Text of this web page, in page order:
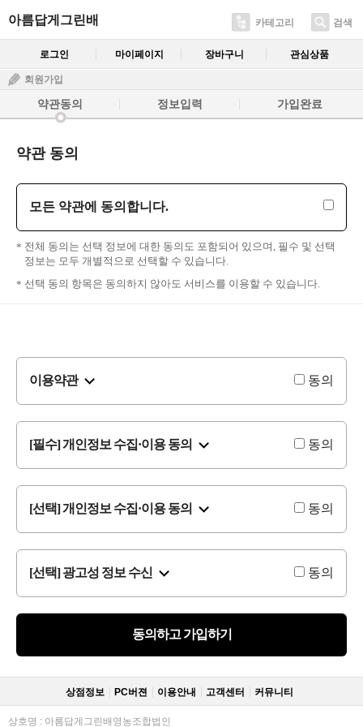
아름답게그린배 카테고리 검색
로그인 마이페이지 장바구니 관심상품
회원가입
약관동의 정보입력 가입완료
약관 동의
모든 약관에 동의합니다.
전체 동의는 선택 정보에 대한 동의도 포함되어 있으며, 필수 및 선택
정보는 모두 개별적으로 선택할 수 있습니다.
선택 동의 항목은 동의하지 않아도 서비스를 이용할 수 있습니다.
이용약관 동의
[필수] 개인정보 수집·이용 동의 동의
[선택] 개인정보 수집·이용 동의 동의
[선택] 광고성 정보 수신 동의
동의하고 가입하기
상점정보 PC버젼 이용안내 고객센터 커뮤니티
상호명 : 아름답게그린배영농조합법인